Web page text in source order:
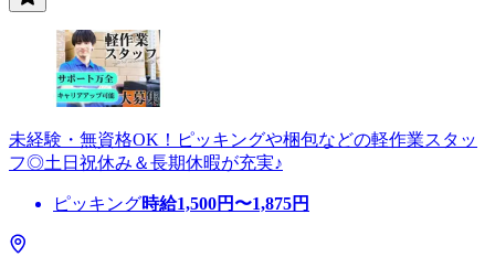
未経験・無資格OK！ピッキングや梱包などの軽作業スタッ
フ◎土日祝休み＆長期休暇が充実♪
ピッキング時給1,500円〜1,875円